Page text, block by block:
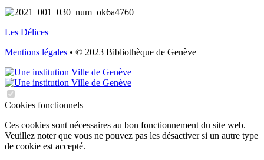
Les Délices
Mentions légales • © 2023 Bibliothèque de Genève
Cookies fonctionnels
Ces cookies sont nécessaires au bon fonctionnement du site web.
Veuillez noter que vous ne pouvez pas les désactiver si un autre type
de cookie est accepté.